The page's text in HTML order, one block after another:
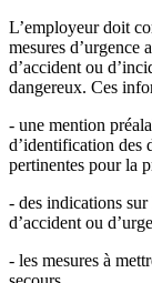
L’employeur doit
mesures d’urgence
d’accident ou
dangereux. Ces
- une mention
d’identification des
pertinentes pour la
- des indications sur
d’accident ou
- les mesures à